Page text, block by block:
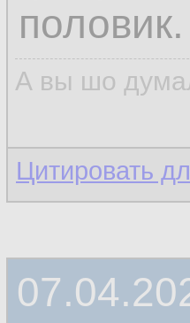
половик.
А вы шо
Цитировать